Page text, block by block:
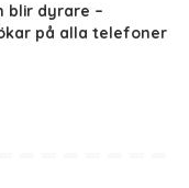
blir dyrare –
på alla telefoner